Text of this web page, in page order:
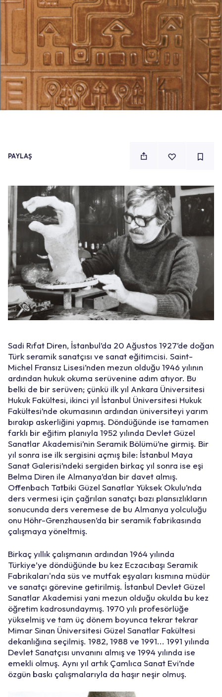
PAYLAŞ
Sadi Rıfat Diren, İstanbul’da 20 Ağustos 1927’de doğan
Türk seramik sanatçısı ve sanat eğitimcisi. Saint-
Michel Fransız Lisesi’nden mezun olduğu 1946 yılının
ardından hukuk okuma serüvenine adım atıyor. Bu
belki de bir serüven; çünkü ilk yıl Ankara Üniversitesi
Hukuk Fakültesi, ikinci yıl İstanbul Üniversitesi Hukuk
Fakültesi’nde okumasının ardından üniversiteyi yarım
bırakıp askerliğini yapmış. Döndüğünde ise tamamen
farklı bir eğitim planıyla 1952 yılında Devlet Güzel
Sanatlar Akademisi’nin Seramik Bölümü’ne girmiş. Bir
yıl sonra ise ilk sergisini açmış bile: İstanbul Maya
Sanat Galerisi’ndeki sergiden birkaç yıl sonra ise eşi
Belma Diren ile Almanya’dan bir davet almış.
Offenbach Tatbiki Güzel Sanatlar Yüksek Okulu’nda
ders vermesi için çağrılan sanatçı bazı plansızlıkların
sonucunda ders veremese de bu Almanya yolculuğu
onu Höhr-Grenzhausen’da bir seramik fabrikasında
çalışmaya yöneltmiş.
Birkaç yıllık çalışmanın ardından 1964 yılında
Türkiye’ye döndüğünde bu kez Eczacıbaşı Seramik
Fabrikaları'nda süs ve mutfak eşyaları kısmına müdür
ve sanatçı görevine getirilmiş. İstanbul Devlet Güzel
Sanatlar Akademisi yani mezun olduğu okulda bu kez
öğretim kadrosundaymış. 1970 yılı profesörlüğe
yükselmiş ve tam üç dönem boyunca tekrar tekrar
Mimar Sinan Üniversitesi Güzel Sanatlar Fakültesi
dekanlığına seçilmiş. 1982, 1988 ve 1991... 1991 yılında
Devlet Sanatçısı unvanını almış ve 1994 yılında ise
emekli olmuş. Aynı yıl artık Çamlıca Sanat Evi’nde
özgün baskı çalışmalarıyla da haşır neşir olmuş.